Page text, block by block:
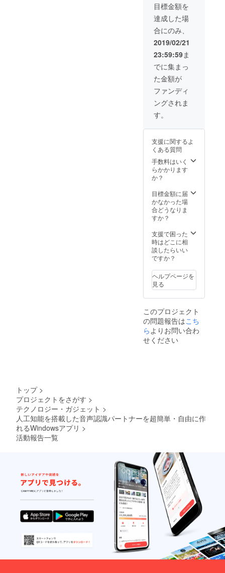
ムデザ
イン
（ゴー
ルドな
ど）が
設定可
能にな
り、投
稿制限
数の拡
張、外
部ネッ
トワー
機能の
解禁な
ども行
われま
す。
また、
AIの
データ
ベース
SNSを
利用す
る際
に、ア
カウン
トに人
目を引
きやす
いプレ
ン
イニン
グゴー
ルドデ
ザイン
など）
可能に
なり、
更に投
稿制限
限、外
部ネッ
トワー
クを利
機能の
全面解
禁、各
種先行
の優先
利用権
などが
提供さ
れま
SNSア
カウン
クなど
を上位
にクレ
ジット
（※クレ
ジット
が必要
な方
は、支
援時の
備考欄
にご希
望のお
名前や
目標金額を
達成した場
合にのみ、
2019/02/21
23:59:59ま
でに集まっ
た金額が
ファンディ
ングされま
す。
支援に関するよ
くある質問
手数料はいく
らかかります
か？
目標金額に届
かなかった場
合どうなりま
すか？
支援で困った
時はどこに相
談したらいい
ですか？
ヘルプページを
見る
このプロジェクト
の問題報告はこち
らよりお問い合わ
せください
トップ >
プロジェクトをさがす >
テクノロジー・ガジェット >
人工知能を搭載した音声認識パートナーを超簡単・自由に作
れるWindowsアプリ >
活動報告一覧